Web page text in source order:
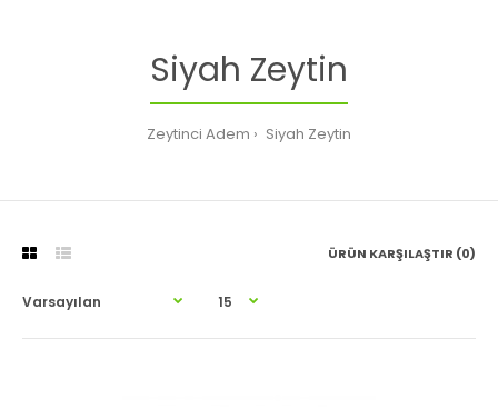
Siyah Zeytin
Zeytinci Adem Siyah Zeytin
ÜRÜN KARŞILAŞTIR (0)